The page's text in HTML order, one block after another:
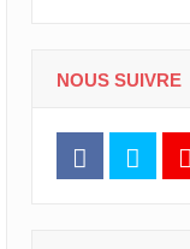
NOUS SUIVRE